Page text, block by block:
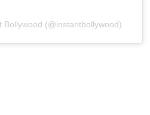
Bollywood (@instantbollywood)